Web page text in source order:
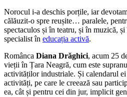
Norocul i-a deschis porțile, iar
călăuzit-o spre reușite… paralele,
spectaculos și în teatru, și în muzică,
specialist în educația activă.
Românca Diana Drăghici, acum 25
vieții în Țara Neagră, cum este
activităților industriale. Și calendarul
activități, pe care le creează sau
ea, cât și pentru cei din jur, implicit